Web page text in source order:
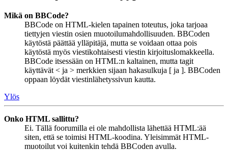
Mikä on BBCode?
BBCode on HTML-kielen tapainen toteutus, joka tarjoaa
tiettyjen viestin osien muotoilumahdollisuuden. BBCoden
käytöstä päättää ylläpitäjä, mutta se voidaan ottaa pois
käytöstä myös viestikohtaisesti viestin kirjoituslomakkeella.
BBCode itsessään on HTML:n kaltainen, mutta tagit
käyttävät < ja > merkkien sijaan hakasulkuja [ ja ]. BBCoden
oppaan löydät viestinlähetyssivun kautta.
Ylös
Onko HTML sallittu?
Ei. Tällä foorumilla ei ole mahdollista lähettää HTML:ää
siten, että se toimisi HTML-koodina. Yleisimmät HTML-
muotoilut voi kuitenkin tehdä BBCoden avulla.